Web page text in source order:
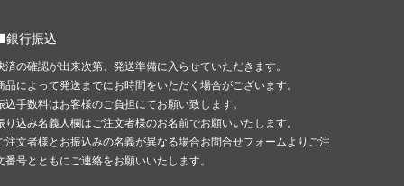
銀行振込
済の確認が出来次第、発送準備に入らせていただきます。
品によって発送までにお時間をいただく場合がございます。
込手数料はお客様のご負担にてお願い致します。
り込み名義人欄はご注文者様のお名前でお願いいたします。
注文者様とお振込みの名義が異なる場合お問合せフォームよりご注
番号とともにご連絡をお願いいたします。